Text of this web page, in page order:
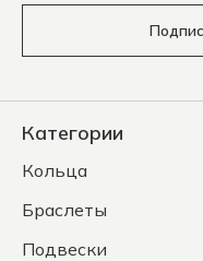
Категории
Кольца
Браслеты
Подвески